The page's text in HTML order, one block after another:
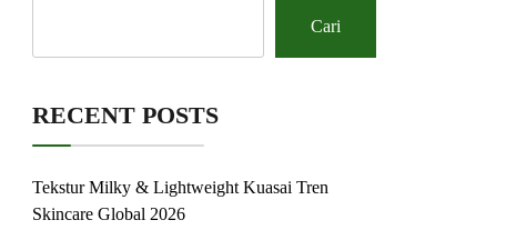
Cari
RECENT POSTS
Tekstur Milky & Lightweight Kuasai Tren
Skincare Global 2026